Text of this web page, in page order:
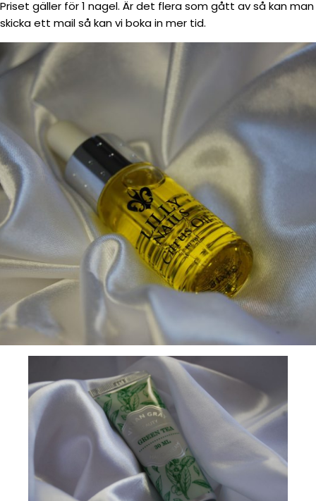
Priset gäller för 1 nagel. Är det flera som gått av så kan man
skicka ett mail så kan vi boka in mer tid.